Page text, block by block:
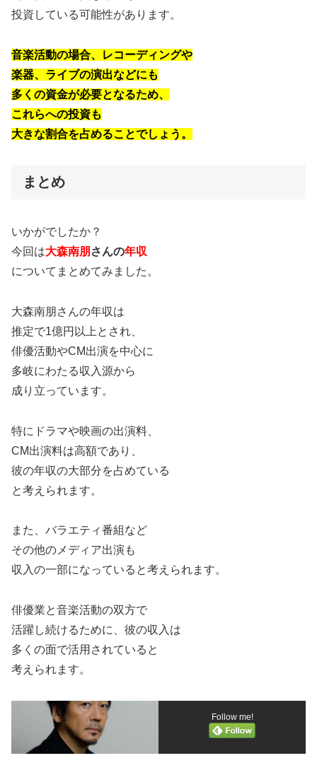
投資している可能性があります。
音楽活動の場合、レコーディングや
楽器、ライブの演出などにも
多くの資金が必要となるため、
これらへの投資も
大きな割合を占めることでしょう。
まとめ
いかがでしたか？
今回は大森南朋 さんの年収
についてまとめてみました。
大森南朋さんの年収は
推定で1億円以上とされ、
俳優活動やCM出演を中心に
多岐にわたる収入源から
成り立っています。
特にドラマや映画の出演料、
CM出演料は高額であり、
彼の年収の大部分を占めている
と考えられます。
また、バラエティ番組など
その他のメディア出演も
収入の一部になっていると考えられます。
俳優業と音楽活動の双方で
活躍し続けるために、彼の収入は
多くの面で活用されていると
考えられます。
Follow me!